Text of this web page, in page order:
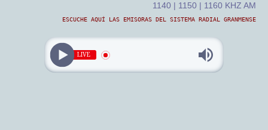
1140 | 1150 | 1160 KHZ AM
ESCUCHE AQUÍ LAS EMISORAS DEL SISTEMA RADIAL GRANMENSE
LIVE